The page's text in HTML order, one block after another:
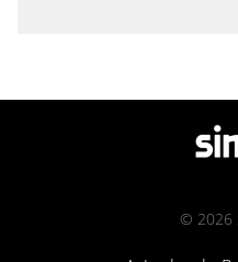
© 2026